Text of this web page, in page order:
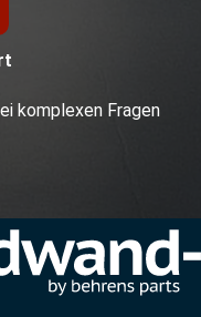
komplexen Fragen